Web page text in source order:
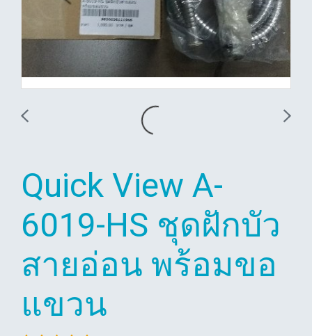
Quick View A-
6019-HS ชุดฝักบัว
สายอ่อน พร้อมขอ
แขวน